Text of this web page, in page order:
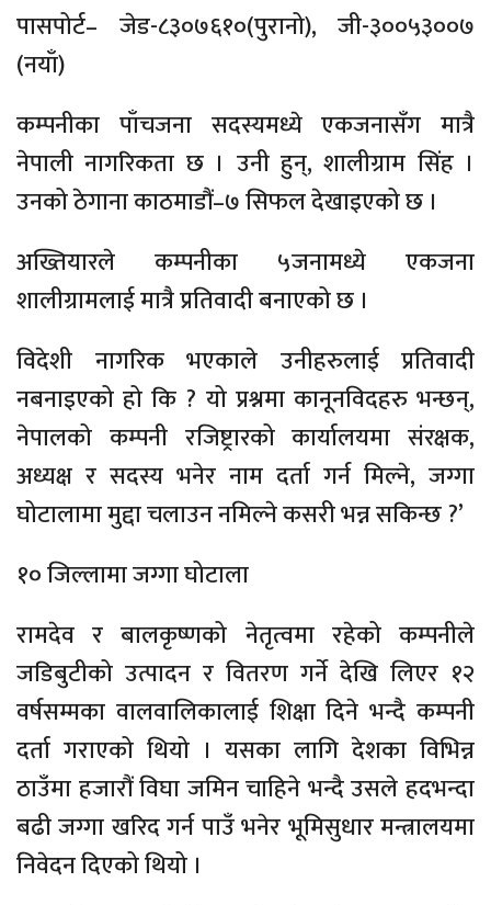
पासपोर्ट– जेड-८३०७६१०(पुरानो), जी-३००५३००७
(नयाँ)
कम्पनीका पाँचजना सदस्यमध्ये एकजनासँग मात्रै
नेपाली नागरिकता छ । उनी हुन्, शालीग्राम सिंह ।
उनको ठेगाना काठमाडौं–७ सिफल देखाइएको छ ।
अख्तियारले कम्पनीका ५जनामध्ये एकजना
शालीग्रामलाई मात्रै प्रतिवादी बनाएको छ ।
विदेशी नागरिक भएकाले उनीहरुलाई प्रतिवादी
नबनाइएको हो कि ? यो प्रश्नमा कानूनविदहरु भन्छन्,
नेपालको कम्पनी रजिष्ट्रारको कार्यालयमा संरक्षक,
अध्यक्ष र सदस्य भनेर नाम दर्ता गर्न मिल्ने, जग्गा
घोटालामा मुद्दा चलाउन नमिल्ने कसरी भन्न सकिन्छ ?’
१० जिल्लामा जग्गा घोटाला
रामदेव र बालकृष्णको नेतृत्वमा रहेको कम्पनीले
जडिबुटीको उत्पादन र वितरण गर्ने देखि लिएर १२
वर्षसम्मका वालवालिकालाई शिक्षा दिने भन्दै कम्पनी
दर्ता गराएको थियो । यसका लागि देशका विभिन्न
ठाउँमा हजारौं विघा जमिन चाहिने भन्दै उसले हदभन्दा
बढी जग्गा खरिद गर्न पाउँ भनेर भूमिसुधार मन्त्रालयमा
निवेदन दिएको थियो ।